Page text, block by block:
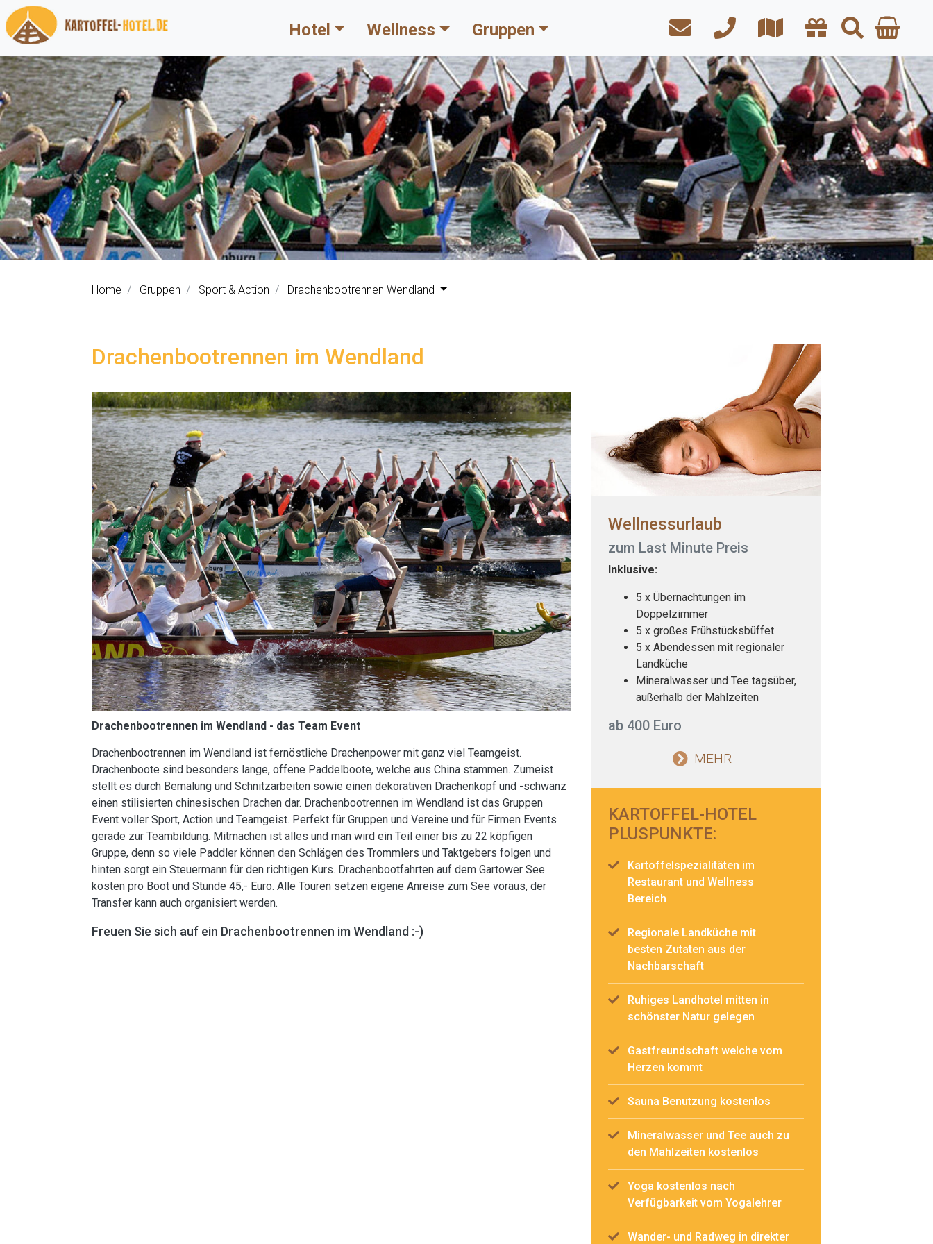
Hotel Wellness Gruppen
Home Gruppen Sport & Action Drachenbootrennen Wendland
Drachenbootrennen im Wendland
Drachenbootrennen im Wendland - das Team Event
Drachenbootrennen im Wendland ist fernöstliche Drachenpower mit ganz viel Teamgeist.
Drachenboote sind besonders lange, offene Paddelboote, welche aus China stammen. Zumeist
stellt es durch Bemalung und Schnitzarbeiten sowie einen dekorativen Drachenkopf und -schwanz
einen stilisierten chinesischen Drachen dar. Drachenbootrennen im Wendland ist das Gruppen
Event voller Sport, Action und Teamgeist. Perfekt für Gruppen und Vereine und für Firmen Events
gerade zur Teambildung. Mitmachen ist alles und man wird ein Teil einer bis zu 22 köpfigen
Gruppe, denn so viele Paddler können den Schlägen des Trommlers und Taktgebers folgen und
hinten sorgt ein Steuermann für den richtigen Kurs. Drachenbootfahrten auf dem Gartower See
kosten pro Boot und Stunde 45,- Euro. Alle Touren setzen eigene Anreise zum See voraus, der
Transfer kann auch organisiert werden.
Freuen Sie sich auf ein Drachenbootrennen im Wendland :-)
Wellnessurlaub
zum Last Minute Preis
Inklusive:
5 x Übernachtungen im
Doppelzimmer
5 x großes Frühstücksbüffet
5 x Abendessen mit regionaler
Landküche
Mineralwasser und Tee tagsüber,
außerhalb der Mahlzeiten
ab 400 Euro
MEHR
KARTOFFEL-HOTEL
PLUSPUNKTE:
Kartoffelspezialitäten im
Restaurant und Wellness
Bereich
Regionale Landküche mit
besten Zutaten aus der
Nachbarschaft
Ruhiges Landhotel mitten in
schönster Natur gelegen
Gastfreundschaft welche vom
Herzen kommt
Sauna Benutzung kostenlos
Mineralwasser und Tee auch zu
den Mahlzeiten kostenlos
Yoga kostenlos nach
Verfügbarkeit vom Yogalehrer
Wander- und Radweg in direkter